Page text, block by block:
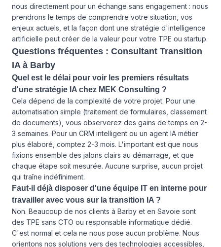
nous directement pour un échange sans engagement : nous
prendrons le temps de comprendre votre situation, vos
enjeux actuels, et la façon dont une stratégie d'intelligence
artificielle peut créer de la valeur pour votre TPE ou startup.
Questions fréquentes : Consultant Transition
IA à Barby
Quel est le délai pour voir les premiers résultats
d'une stratégie IA chez MEK Consulting ?
Cela dépend de la complexité de votre projet. Pour une
automatisation simple (traitement de formulaires, classement
de documents), vous observerez des gains de temps en 2-
3 semaines. Pour un CRM intelligent ou un agent IA métier
plus élaboré, comptez 2-3 mois. L'important est que nous
fixions ensemble des jalons clairs au démarrage, et que
chaque étape soit mesurée. Aucune surprise, aucun projet
qui traîne indéfiniment.
Faut-il déjà disposer d'une équipe IT en interne pour
travailler avec vous sur la transition IA ?
Non. Beaucoup de nos clients à Barby et en Savoie sont
des TPE sans CTO ou responsable informatique dédié.
C'est normal et cela ne nous pose aucun problème. Nous
orientons nos solutions vers des technologies accessibles,